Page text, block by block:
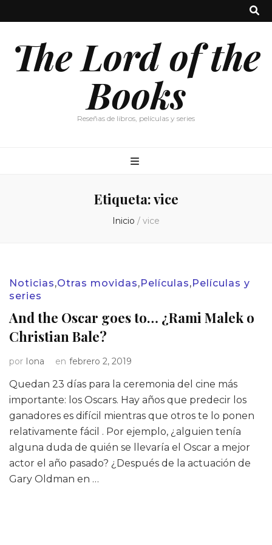
The Lord of the
Books
Reseñas de libros, películas y series
Etiqueta:vice
Inicio / vice
Noticias,Otras movidas,Películas,Películas y
series
And the Oscar goes to… ¿Rami Malek o
Christian Bale?
por Iona en febrero 2, 2019
Quedan 23 días para la ceremonia del cine más
importante: los Oscars. Hay años que predecir los
ganadores es difícil mientras que otros te lo ponen
relativamente fácil . Por ejemplo, ¿alguien tenía
alguna duda de quién se llevaría el Oscar a mejor
actor el año pasado? ¿Después de la actuación de
Gary Oldman en …